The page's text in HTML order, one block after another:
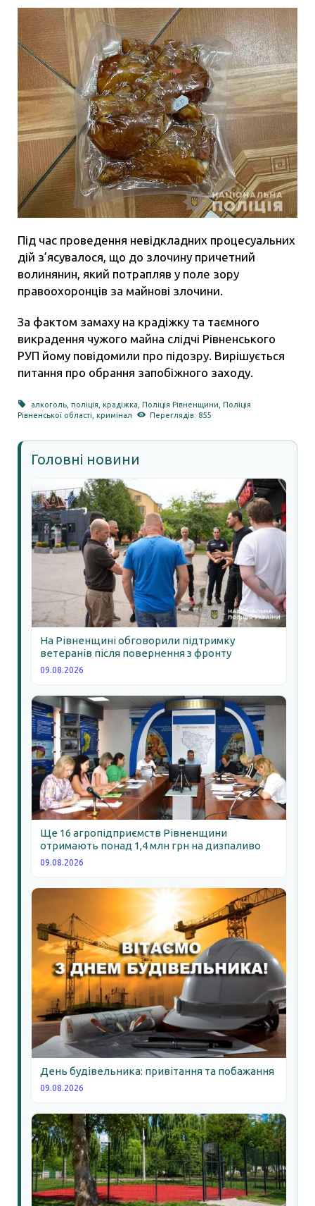
Під час проведення невідкладних процесуальних
дій з’ясувалося, що до злочину причетний
волинянин, який потрапляв у поле зору
правоохоронців за майнові злочини.
За фактом замаху на крадіжку та таємного
викрадення чужого майна слідчі Рівненського
РУП йому повідомили про підозру. Вирішується
питання про обрання запобіжного заходу.
алкоголь ,поліція ,крадіжка ,Поліція Рівненщини ,Поліція
Рівненської області кримінал Переглядів: 855
Головні новини
На Рівненщині обговорили підтримку
ветеранів після повернення з фронту
09.08.2026
Ще 16 агропідприємств Рівненщини
отримають понад 1,4 млн грн на дизпаливо
09.08.2026
День будівельника: привітання та побажання
09.08.2026